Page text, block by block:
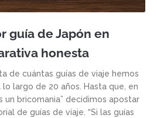
guía de Japón en
honesta
de cuántas guías de viaje hemos
largo de 20 años. Hasta que, en
un bricomania” decidimos apostar
de guías de viaje. “Si las guías